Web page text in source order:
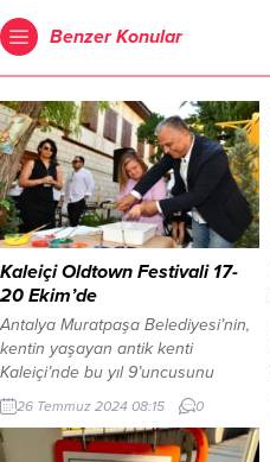
Benzer Konular
Kaleiçi Oldtown Festivali 17-
20 Ekim’de
Antalya Muratpaşa Belediyesi’nin,
kentin yaşayan antik kenti
Kaleiçi’nde bu yıl 9’uncusunu
düzenleyeceği Kaleiçi Oldtown
Festivali 17-20 Ekim tarihlerinde
gerçekleşecek. ANTALYA (İGFA) –
26 Temmuz 2024 08:15 0